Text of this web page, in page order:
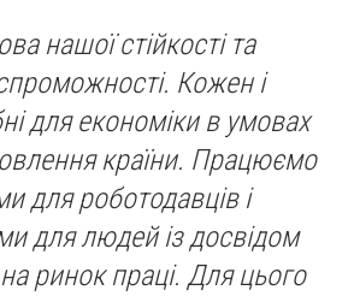
нашої стійкості та
Кожен і
для економіки в умовах
країни. Працюємо
для роботодавців і
для людей із досвідом
ринок праці. Для цього